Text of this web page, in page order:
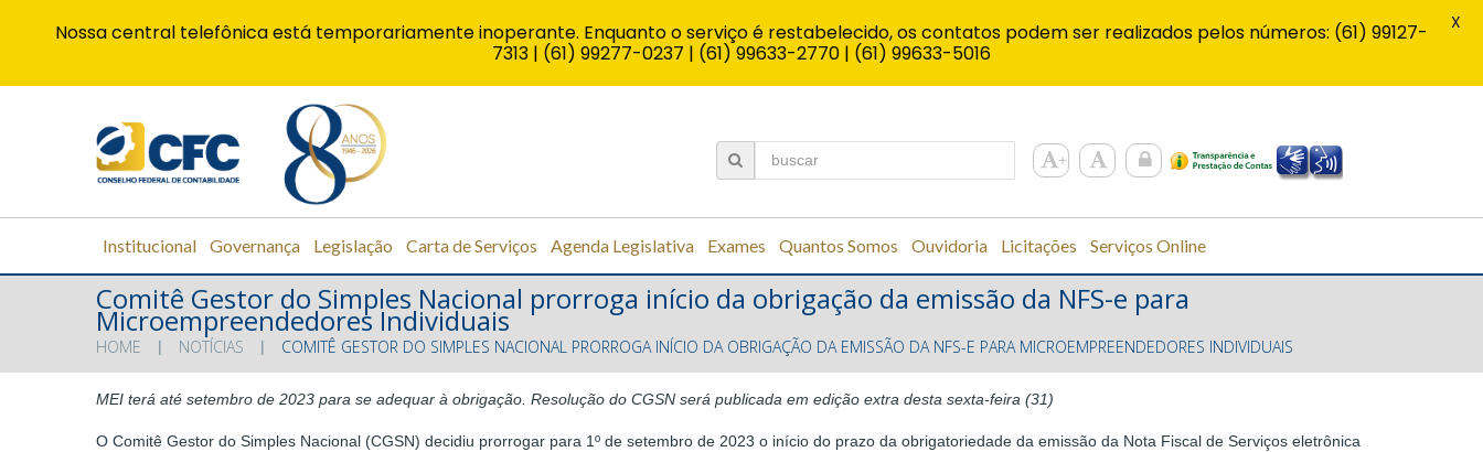
Institucional Governança Legislação Carta de Serviços Agenda Legislativa Exames Quantos Somos Ouvidoria Licitações Serviços Online
Comitê Gestor do Simples Nacional prorroga início da obrigação da emissão da NFS-e para
Microempreendedores Individuais
HOME NOTÍCIAS COMITÊ GESTOR DO SIMPLES NACIONAL PRORROGA INÍCIO DA OBRIGAÇÃO DA EMISSÃO DA NFS-E PARA MICROEMPREENDEDORES INDIVIDUAIS
MEI terá até setembro de 2023 para se adequar à obrigação. Resolução do CGSN será publicada em edição extra desta sexta-feira (31)
O Comitê Gestor do Simples Nacional (CGSN) decidiu prorrogar para 1º de setembro de 2023 o início do prazo da obrigatoriedade da emissão da Nota Fiscal de Serviços eletrônica
Nossa central telefônica está temporariamente inoperante. Enquanto o serviço é restabelecido, os contatos podem ser realizados pelos números: (61) 99127-
7313 | (61) 99277-0237 | (61) 99633-2770 | (61) 99633-5016
X